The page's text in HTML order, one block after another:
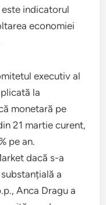
indicatorul
economiei
executiv al
la
monetară pe
21 martie curent,
pe an.
dacă s-a
a
Anca Dragu a